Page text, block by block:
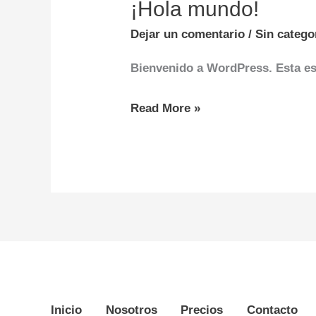
¡Hola mundo!
Dejar un comentario /Sin
Bienvenido a WordPress. Esta
¡Hola
mundo!
Read More »
Inicio Nosotros Precios Contacto